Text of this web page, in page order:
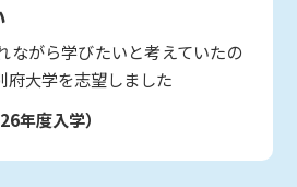
ながら学びたいと考えていたの
府大学を志望しました
年度入学）